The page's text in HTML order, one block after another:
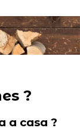
?
a casa ?